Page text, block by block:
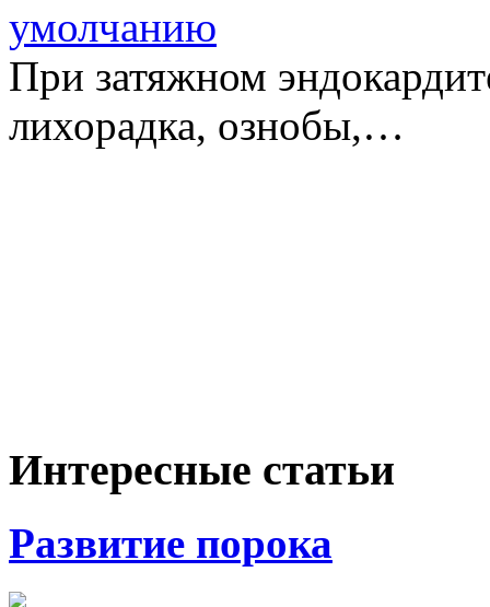
При затяжном
лихорадка, ознобы,…
Интересные статьи
Развитие порока